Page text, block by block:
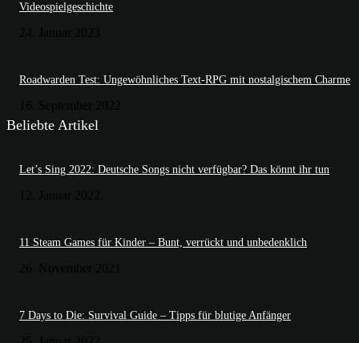
Videospielgeschichte
Roadwarden Test: Ungewöhnliches Text-RPG mit nostalgischem Charme
Beliebte Artikel
Let’s Sing 2022: Deutsche Songs nicht verfügbar? Das könnt ihr tun
11 Steam Games für Kinder – Bunt, verrückt und unbedenklich
7 Days to Die: Survival Guide – Tipps für blutige Anfänger